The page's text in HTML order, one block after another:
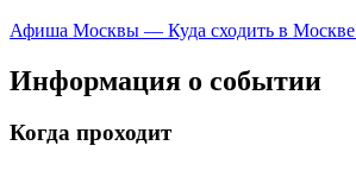
Афиша Москвы — Куда сходить в Москве
Информация о событии
Когда проходит